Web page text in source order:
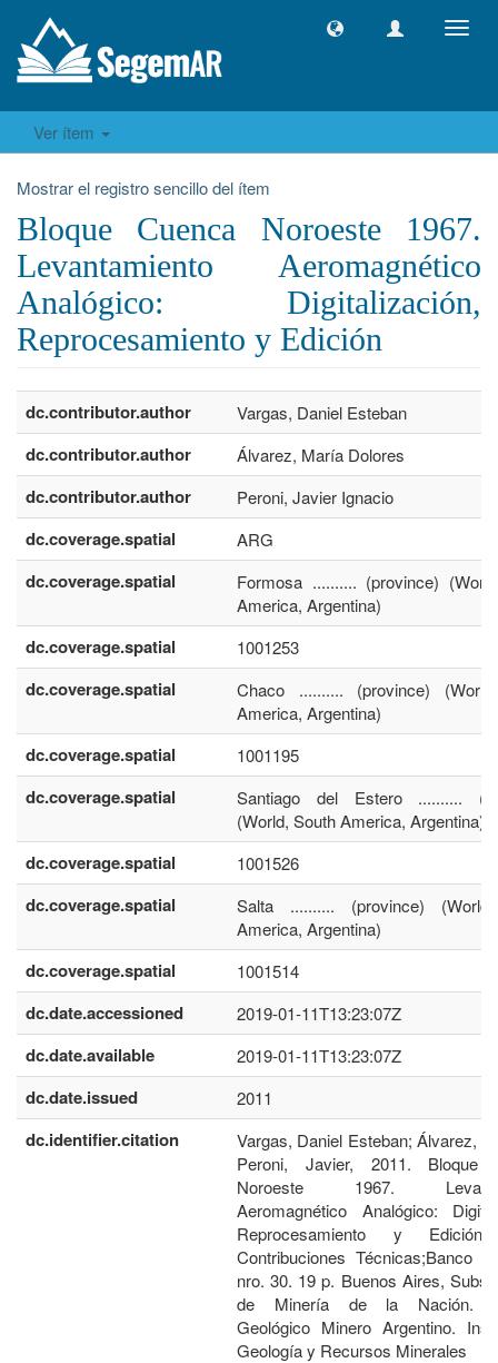
Ver ítem
Mostrar el registro sencillo del ítem
Bloque Cuenca Noroeste 1967.
Levantamiento Aeromagnético
Analógico: Digitalización,
Reprocesamiento y Edición
dc.contributor.author Vargas, Daniel Esteban
dc.contributor.author Álvarez, María Dolores
dc.contributor.author Peroni, Javier Ignacio
dc.coverage.spatial ARG
dc.coverage.spatial
Formosa .......... (province)
America, Argentina)
dc.coverage.spatial 1001253
dc.coverage.spatial
Chaco .......... (province)
America, Argentina)
dc.coverage.spatial 1001195
dc.coverage.spatial
Santiago del Estero ..........
(World, South America, Argentina)
dc.coverage.spatial 1001526
dc.coverage.spatial
Salta .......... (province)
America, Argentina)
dc.coverage.spatial 1001514
dc.date.accessioned 2019-01-11T13:23:07Z
dc.date.available 2019-01-11T13:23:07Z
dc.date.issued 2011
dc.identifier.citation
Vargas, Daniel Esteban; Álvarez,
Peroni, Javier, 2011. Bloque
Noroeste 1967.
Aeromagnético Analógico:
Reprocesamiento y
Contribuciones Técnicas;Banco
nro. 30. 19 p. Buenos Aires,
de Minería de la Nación.
Geológico Minero Argentino.
Geología y Recursos Minerales